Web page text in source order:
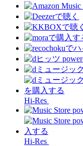
Hi-Res
Hi-Res